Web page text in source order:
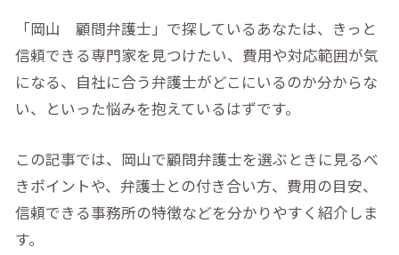
「岡山 顧問弁護士」で探しているあなたは、きっと
信頼できる専門家を見つけたい、費用や対応範囲が気
になる、自社に合う弁護士がどこにいるのか分からな
い、といった悩みを抱えているはずです。
この記事では、岡山で顧問弁護士を選ぶときに見るべ
きポイントや、弁護士との付き合い方、費用の目安、
信頼できる事務所の特徴などを分かりやすく紹介しま
す。